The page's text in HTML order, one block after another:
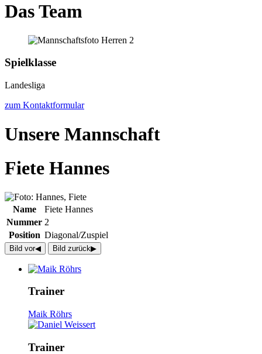
Das Team
Spielklasse
Landesliga
zum Kontaktformular
Unsere Mannschaft
Fiete Hannes
Name
Fiete Hannes
Nummer 2
Position Diagonal/Zuspiel
Bild vor◀︎ Bild zurück▶︎
Trainer
Maik Röhrs
Trainer